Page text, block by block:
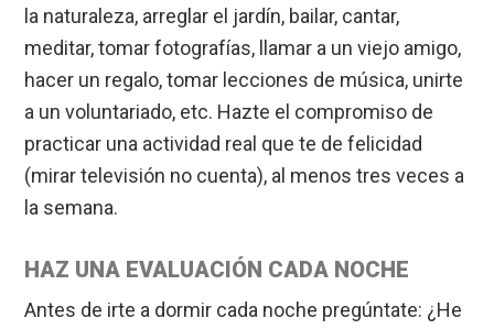
la naturaleza, arreglar el jardín, bailar, cantar,
meditar, tomar fotografías, llamar a un viejo amigo,
hacer un regalo, tomar lecciones de música, unirte
a un voluntariado, etc. Hazte el compromiso de
practicar una actividad real que te de felicidad
(mirar televisión no cuenta), al menos tres veces a
la semana.
HAZ UNA EVALUACIÓN CADA NOCHE
Antes de irte a dormir cada noche pregúntate: ¿He